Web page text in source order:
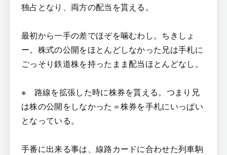
独占となり、両方の配当を貰える。
最初から一手の差でほぞを噛むわし。ちきしょ
ー。株式の公開をほとんどしなかった兄は手札に
ごっそり鉄道株を持ったまま配当ほとんどなし。
※ 路線を拡張した時に株券を貰える。つまり兄
は株の公開をしなかった＝株券を手札にいっぱい
となっている。
手番に出来る事は、線路カードに合わせた列車駒